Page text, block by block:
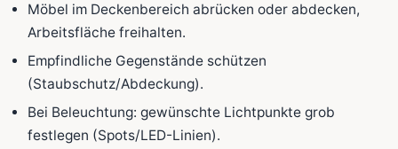
Möbel im Deckenbereich abrücken oder abdecken,
Arbeitsfläche freihalten.
Empfindliche Gegenstände schützen
(Staubschutz/Abdeckung).
Bei Beleuchtung: gewünschte Lichtpunkte grob
festlegen (Spots/LED-Linien).